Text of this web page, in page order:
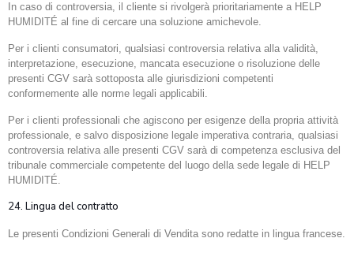
In caso di controversia, il cliente si rivolgerà prioritariamente a HELP
HUMIDITÉ al fine di cercare una soluzione amichevole.
Per i clienti consumatori, qualsiasi controversia relativa alla validità,
interpretazione, esecuzione, mancata esecuzione o risoluzione delle
presenti CGV sarà sottoposta alle giurisdizioni competenti
conformemente alle norme legali applicabili.
Per i clienti professionali che agiscono per esigenze della propria attività
professionale, e salvo disposizione legale imperativa contraria, qualsiasi
controversia relativa alle presenti CGV sarà di competenza esclusiva del
tribunale commerciale competente del luogo della sede legale di HELP
HUMIDITÉ.
24. Lingua del contratto
Le presenti Condizioni Generali di Vendita sono redatte in lingua francese.